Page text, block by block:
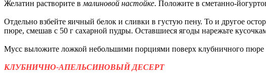
Желатин растворите в малиновой настойке. Положите в сметанно-
Отдельно взбейте яичный белок и сливки в густую пену. То и другое
пюре, смешав с 50 г сахарной пудры. Оставшиеся ягоды нарежьте
Мусс выложите ложкой небольшими порциями поверх клубничного пюре
КЛУБНИЧНО-АПЕЛЬСИНОВЫЙ ДЕСЕРТ